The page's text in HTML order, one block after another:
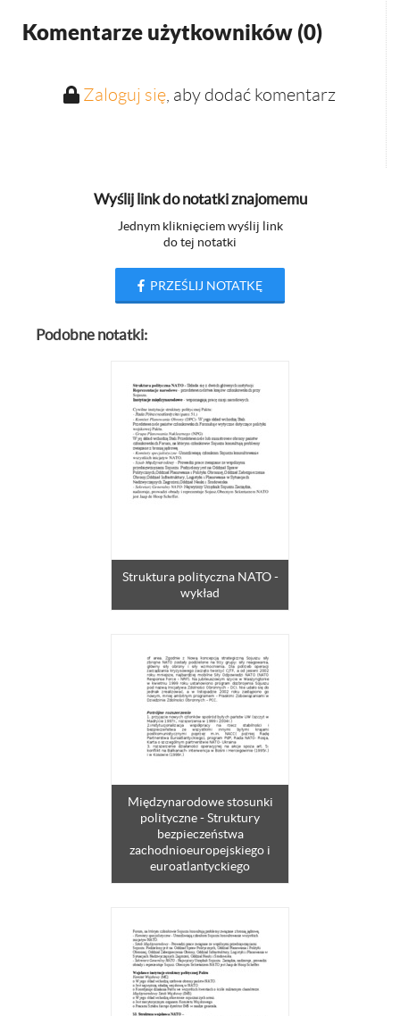
Komentarze użytkowników (0)
Zaloguj się, aby dodać komentarz
Wyślij link do notatki znajomemu
Jednym kliknięciem wyślij link
do tej notatki
PRZEŚLIJ NOTATKĘ
Podobne notatki:
Struktura polityczna NATO -
wykład
Międzynarodowe stosunki
polityczne - Struktury
bezpieczeństwa
zachodnioeuropejskiego i
euroatlantyckiego